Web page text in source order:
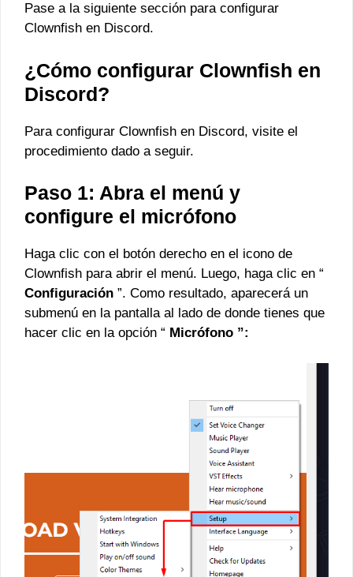
Pase a la siguiente sección para configurar
Clownfish en Discord.
¿Cómo configurar Clownfish en
Discord?
Para configurar Clownfish en Discord, visite el
procedimiento dado a seguir.
Paso 1: Abra el menú y
configure el micrófono
Haga clic con el botón derecho en el icono de
Clownfish para abrir el menú. Luego, haga clic en “
Configuración ”. Como resultado, aparecerá un
submenú en la pantalla al lado de donde tienes que
hacer clic en la opción “ Micrófono ”: